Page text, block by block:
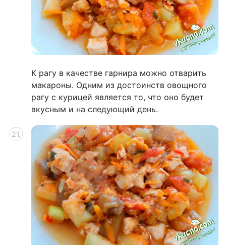
К рагу в качестве гарнира можно отварить
макароны. Одним из достоинств овощного
рагу с курицей является то, что оно будет
вкусным и на следующий день.